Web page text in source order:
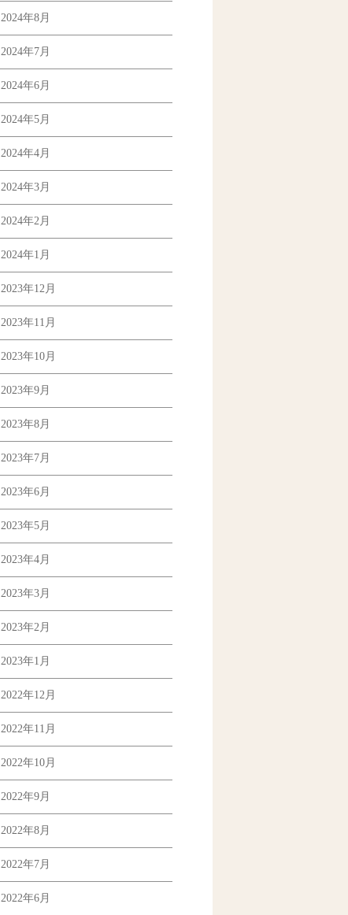
2024年8月
2024年7月
2024年6月
2024年5月
2024年4月
2024年3月
2024年2月
2024年1月
2023年12月
2023年11月
2023年10月
2023年9月
2023年8月
2023年7月
2023年6月
2023年5月
2023年4月
2023年3月
2023年2月
2023年1月
2022年12月
2022年11月
2022年10月
2022年9月
2022年8月
2022年7月
2022年6月